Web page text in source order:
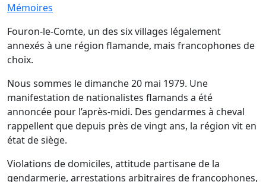
Mémoires
Fouron-le-Comte, un des six villages légalement
annexés à une région flamande, mais francophones de
choix.
Nous sommes le dimanche 20 mai 1979. Une
manifestation de nationalistes flamands a été
annoncée pour l’après-midi. Des gendarmes à cheval
rappellent que depuis près de vingt ans, la région vit en
état de siège.
Violations de domiciles, attitude partisane de la
gendarmerie, arrestations arbitraires de francophones,